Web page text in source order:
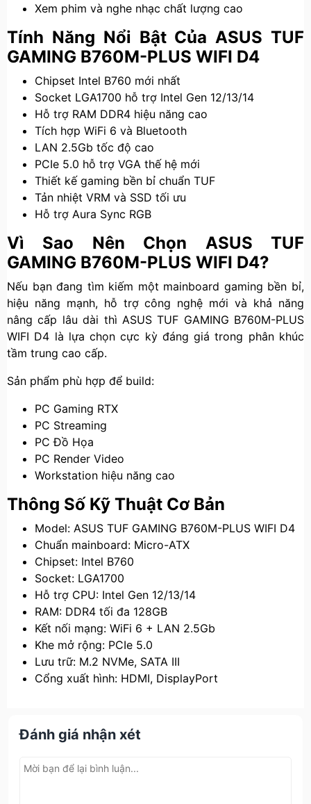
Xem phim và nghe nhạc chất lượng cao
Tính Năng Nổi Bật Của ASUS TUF
GAMING B760M-PLUS WIFI D4
Chipset Intel B760 mới nhất
Socket LGA1700 hỗ trợ Intel Gen 12/13/14
Hỗ trợ RAM DDR4 hiệu năng cao
Tích hợp WiFi 6 và Bluetooth
LAN 2.5Gb tốc độ cao
PCIe 5.0 hỗ trợ VGA thế hệ mới
Thiết kế gaming bền bỉ chuẩn TUF
Tản nhiệt VRM và SSD tối ưu
Hỗ trợ Aura Sync RGB
Vì Sao Nên Chọn ASUS TUF
GAMING B760M-PLUS WIFI D4?
Nếu bạn đang tìm kiếm một mainboard gaming bền bỉ,
hiệu năng mạnh, hỗ trợ công nghệ mới và khả năng
nâng cấp lâu dài thì ASUS TUF GAMING B760M-PLUS
WIFI D4 là lựa chọn cực kỳ đáng giá trong phân khúc
tầm trung cao cấp.
Sản phẩm phù hợp để build:
PC Gaming RTX
PC Streaming
PC Đồ Họa
PC Render Video
Workstation hiệu năng cao
Thông Số Kỹ Thuật Cơ Bản
Model: ASUS TUF GAMING B760M-PLUS WIFI D4
Chuẩn mainboard: Micro-ATX
Chipset: Intel B760
Socket: LGA1700
Hỗ trợ CPU: Intel Gen 12/13/14
RAM: DDR4 tối đa 128GB
Kết nối mạng: WiFi 6 + LAN 2.5Gb
Khe mở rộng: PCIe 5.0
Lưu trữ: M.2 NVMe, SATA III
Cổng xuất hình: HDMI, DisplayPort
Đánh giá nhận xét